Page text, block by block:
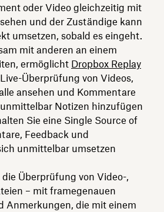
oder Video gleichzeitig mit
und der Zuständige kann
umsetzen, sobald es eingeht.
mit anderen an einem
ermöglicht Dropbox Replay
Überprüfung von Videos,
ansehen und Kommentare
Notizen hinzufügen
Sie eine Single Source of
Feedback und
unmittelbar umsetzen
Überprüfung von Video-,
– mit framegenauen
Anmerkungen, die mit einem